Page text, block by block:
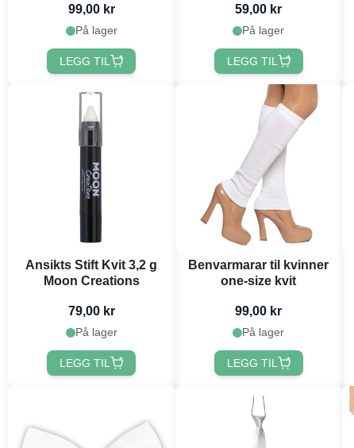
99,00 kr
På lager
LEGG TIL
59,00 kr
På lager
LEGG TIL
Ansikts Stift Kvit 3,2 g
Moon Creations
79,00 kr
På lager
LEGG TIL
Benvarmarar til kvinner
one-size kvit
99,00 kr
På lager
LEGG TIL